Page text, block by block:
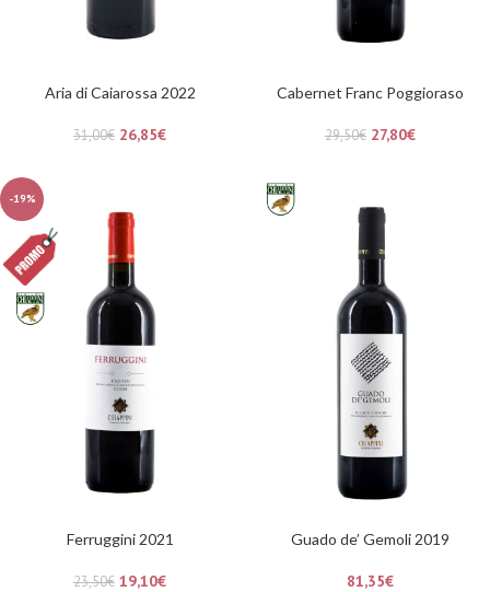
Aria di Caiarossa 2022
31,00€ 26,85€
Cabernet Franc Poggioraso
29,50€ 27,80€
-19%
Ferruggini 2021
23,50€ 19,10€
Guado de’ Gemoli 2019
81,35€